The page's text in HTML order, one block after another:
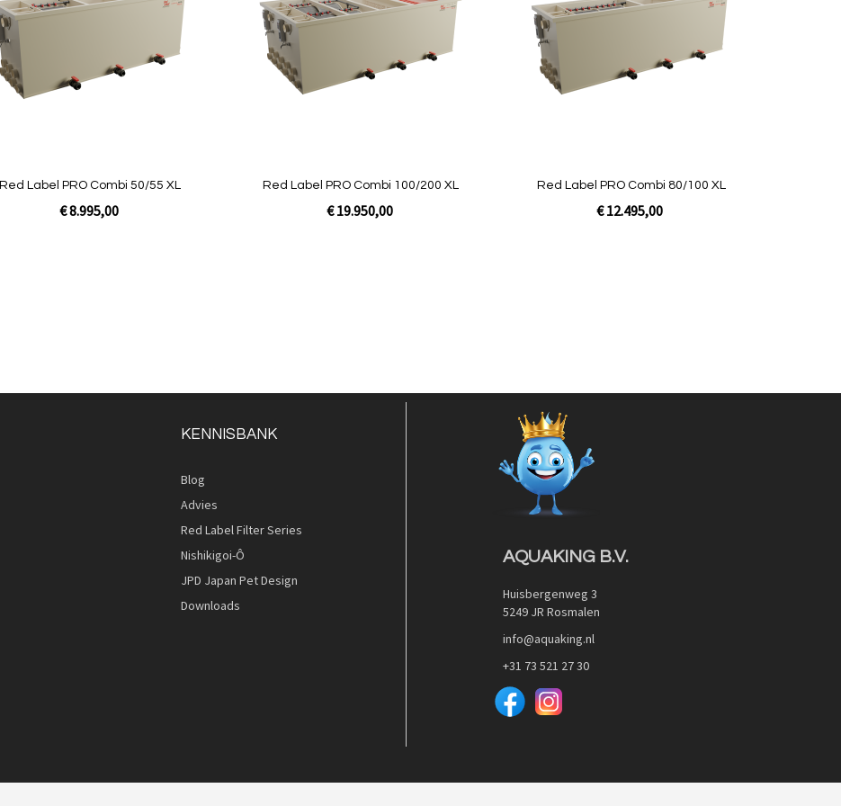
Red Label PRO Combi 50/55 XL
€ 8.995,00
Red Label PRO Combi 100/200 XL
€ 19.950,00
Red Label PRO Combi 80/100 XL
€ 12.495,00
Quickview
KENNISBANK
Blog
Advies
Red Label Filter Series
Nishikigoi-Ô
JPD Japan Pet Design
Downloads
AQUAKING B.V.
Huisbergenweg 3
5249 JR Rosmalen
info@aquaking.nl
+31 73 521 27 30